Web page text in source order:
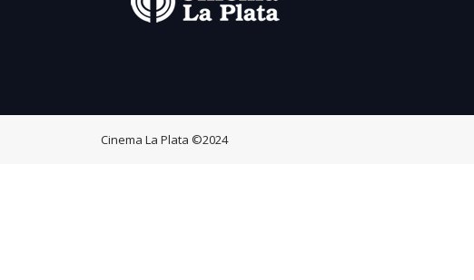
Cinema La Plata ©2024